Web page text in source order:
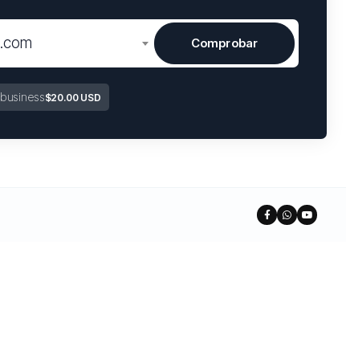
.com Comprobar
.business$20.00 USD